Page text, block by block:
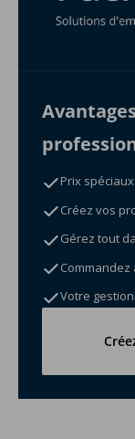
Prix
Créez vos
Gérez tout
Commandez
Votre